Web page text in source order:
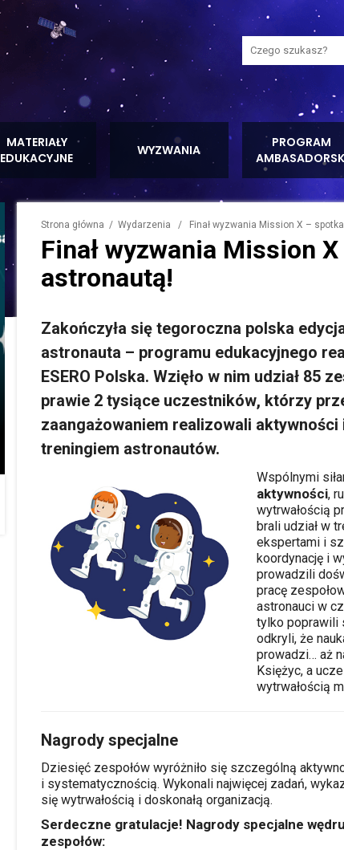
MATERIAŁY
EDUKACYJNE
WYZWANIA
PROGRAM
Wyszukaj na
Strona główna / Wydarzenia / Finał wyzwania Mission X –
Finał wyzwania Mission
astronautą!
Zakończyła się tegoroczna polska
astronauta – programu edukacyjnego
ESERO Polska. Wzięło w nim udział 85
prawie 2 tysiące uczestników, którzy
zaangażowaniem realizowali
treningiem astronautów.
Wspólnymi
aktywności,
wytrwałością
brali udział w
ekspertami i
koordynację i
prowadzili
pracę
astronauci w
tylko poprawili
odkryli, że
prowadzi… aż
Księżyc, a
wytrwałością
Nagrody specjalne
Dziesięć zespołów wyróżniło się szczególną
i systematycznością. Wykonali najwięcej zadań,
się wytrwałością i doskonałą organizacją.
Serdeczne gratulacje! Nagrody specjalne
zespołów: